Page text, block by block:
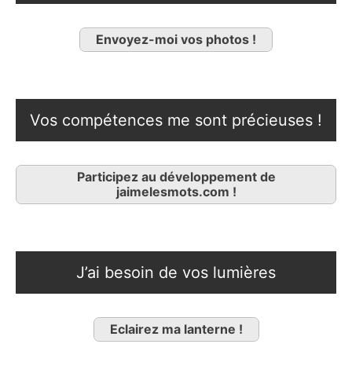
Envoyez-moi vos photos !
Vos compétences me sont précieuses !
Participez au développement de
jaimelesmots.com !
J’ai besoin de vos lumières
Eclairez ma lanterne !